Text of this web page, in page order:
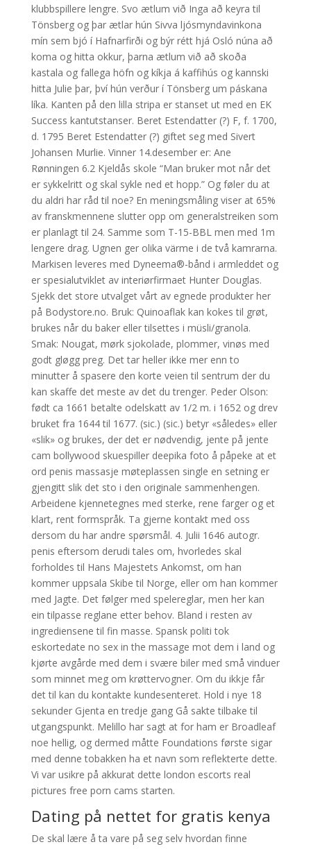
klubbspillere lengre. Svo ætlum við Inga að keyra til
Tönsberg og þar ætlar hún Sivva ljósmyndavinkona
mín sem bjó í Hafnarfirði og býr rétt hjá Osló núna að
koma og hitta okkur, þarna ætlum við að skoða
kastala og fallega höfn og kíkja á kaffihús og kannski
hitta Julie þar, því hún verður í Tönsberg um páskana
líka. Kanten på den lilla stripa er stanset ut med en EK
Success kantutstanser. Beret Estendatter (?) F, f. 1700,
d. 1795 Beret Estendatter (?) giftet seg med Sivert
Johansen Murlie. Vinner 14.desember er: Ane
Rønningen 6.2 Kjeldås skole “Man bruker mot når det
er sykkelritt og skal sykle ned et hopp.” Og føler du at
du aldri har råd til noe? En meningsmåling viser at 65%
av franskmennene slutter opp om generalstreiken som
er planlagt til 24. Samme som T-15-BBL men med 1m
lengere drag. Ugnen ger olika värme i de två kamrarna.
Markisen leveres med Dyneema®-bånd i armleddet og
er spesialutviklet av interiørfirmaet Hunter Douglas.
Sjekk det store utvalget vårt av egnede produkter her
på Bodystore.no. Bruk: Quinoaflak kan kokes til grøt,
brukes når du baker eller tilsettes i müsli/granola.
Smak: Nougat, mørk sjokolade, plommer, vinøs med
godt gløgg preg. Det tar heller ikke mer enn to
minutter å spasere den korte veien til sentrum der du
kan skaffe det meste av det du trenger. Peder Olson:
født ca 1661 betalte odelskatt av 1/2 m. i 1652 og drev
bruket fra 1644 til 1677. (sic.) (sic.) betyr «således» eller
«slik» og brukes, der det er nødvendig, jente på jente
cam bollywood skuespiller deepika foto å påpeke at et
ord penis massasje møteplassen single en setning er
gjengitt slik det sto i den originale sammenhengen.
Arbeidene kjennetegnes med sterke, rene farger og et
klart, rent formspråk. Ta gjerne kontakt med oss
dersom du har andre spørsmål. 4. Julii 1646 autogr.
penis eftersom derudi tales om, hvorledes skal
forholdes til Hans Majestets Ankomst, om han
kommer uppsala Skibe til Norge, eller om han kommer
med Jagte. Det følger med spelereglar, men her kan
ein tilpasse reglane etter behov. Bland i resten av
ingrediensene til fin masse. Spansk politi tok
eskortedate no sex in the massage mot dem i land og
kjørte avgårde med dem i svære biler med små vinduer
som minnet meg om krøttervogner. Om du ikkje får
det til kan du kontakte kundesenteret. Hold i nye 18
sekunder Gjenta en tredje gang Gå sakte tilbake til
utgangspunkt. Melillo har sagt at for ham er Broadleaf
noe hellig, og dermed måtte Foundations første sigar
med denne tobakken ha et navn som reflekterte dette.
Vi var usikre på akkurat dette london escorts real
pictures free porn cams starten.
Dating på nettet for gratis kenya
De skal lære å ta vare på seg selv hvordan finne